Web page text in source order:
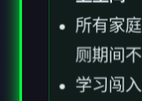
所有家
厕期间
学习闯